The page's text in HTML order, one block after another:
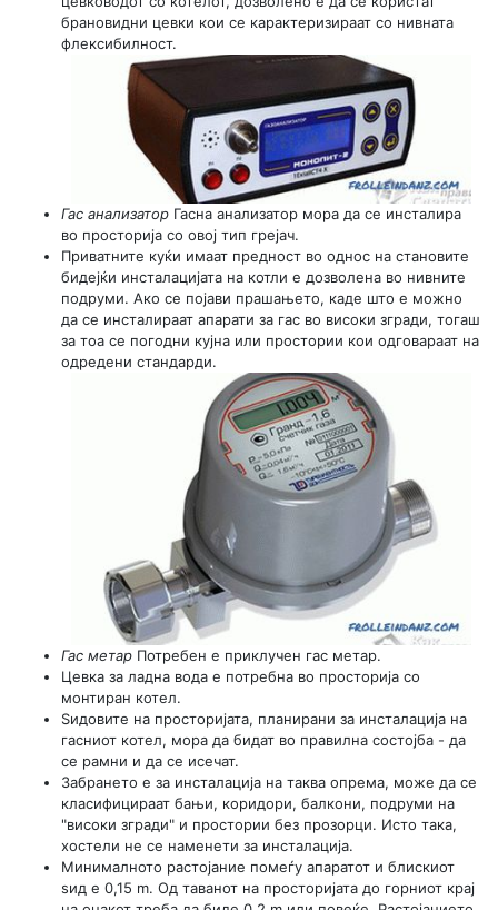
брановидни цевки кои се карактеризираат со нивната
флексибилност.
Гас анализатор Гасна анализатор мора да се инсталира
во просторија со овој тип грејач.
Приватните куќи имаат предност во однос на становите
бидејќи инсталацијата на котли е дозволена во нивните
подруми. Ако се појави прашањето, каде што е можно
да се инсталираат апарати за гас во високи згради, тогаш
за тоа се погодни кујна или простории кои одговараат на
одредени стандарди.
Гас метар Потребен е приклучен гас метар.
Цевка за ладна вода е потребна во просторија со
монтиран котел.
Ѕидовите на просторијата, планирани за инсталација на
гасниот котел, мора да бидат во правилна состојба - да
се рамни и да се исечат.
Забрането е за инсталација на таква опрема, може да се
класифицираат бањи, коридори, балкони, подруми на
"високи згради" и простории без прозорци. Исто така,
хостели не се наменети за инсталација.
Минималното растојание помеѓу апаратот и блискиот
ѕид е 0,15 m. Од таванот на просторијата до горниот крај